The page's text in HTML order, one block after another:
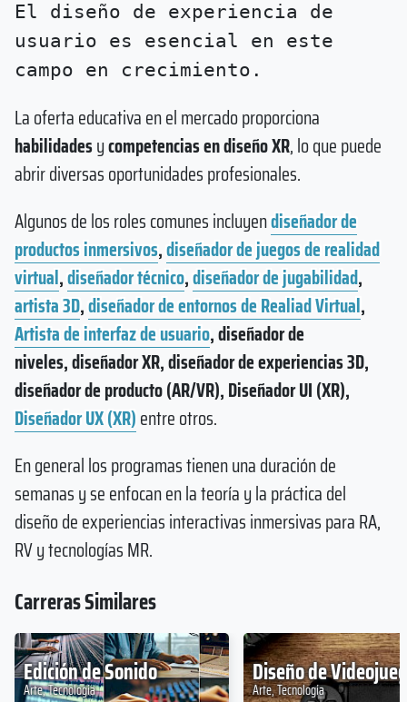
El diseño de experiencia de
usuario es esencial en este
campo en crecimiento.
La oferta educativa en el mercado proporciona
habilidadesycompetencias en diseño XR, lo que puede
abrir diversas oportunidades profesionales.
Algunos de los roles comunes incluyendiseñador de
productos inmersivos,diseñador de juegos de realidad
virtual,diseñador técnico,diseñador de jugabilidad,
artista 3D,diseñador de entornos de Realiad Virtual,
Artista de interfaz de usuario, diseñador de
niveles, diseñador XR, diseñador de experiencias 3D,
diseñador de producto (AR/VR), Diseñador UI (XR),
Diseñador UX (XR)entre otros.
En general los programas tienen una duración de
semanas y se enfocan en la teoría y la práctica del
diseño de experiencias interactivas inmersivas para RA,
RV y tecnologías MR.
Carreras Similares
Edición de Sonido
Arte, Tecnología
Diseño de
Arte, Tecnología